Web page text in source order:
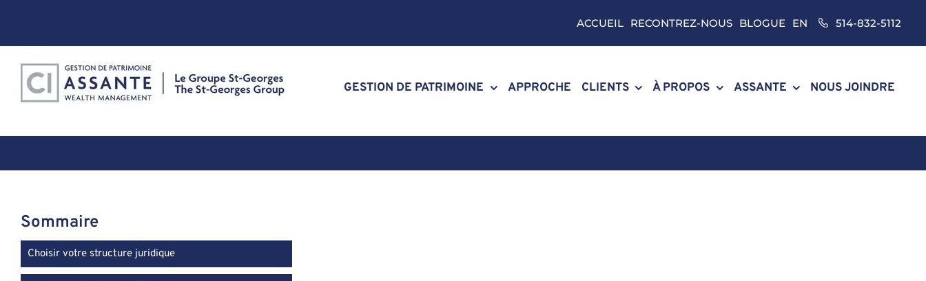
content
514-832-5112
ACCUEIL RECONTREZ-NOUS BLOGUE EN
GESTION DE PATRIMOINE APPROCHE CLIENTS À PROPOS ASSANTE NOUS JOINDRE
Sommaire
Choisir votre structure juridique